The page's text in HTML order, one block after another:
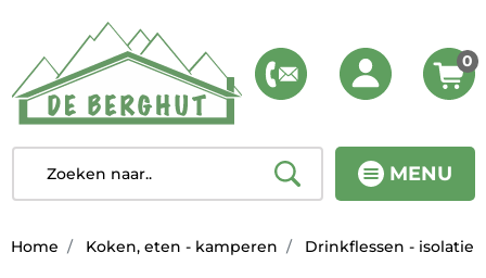
MENU
0
Home Koken, eten - kamperen Drinkflessen - isolatie